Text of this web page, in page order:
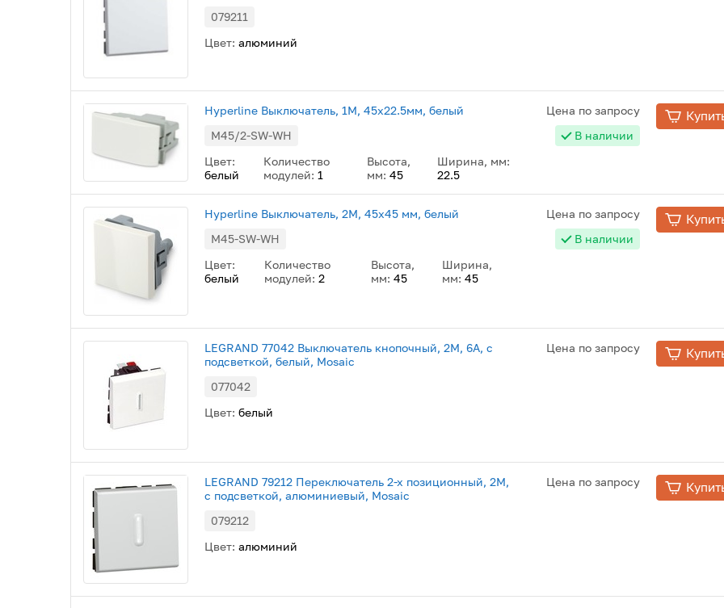
079211
Цвет: алюминий
Hyperline Выключатель, 1М, 45x22.5мм, белый
M45/2-SW-WH
Цвет:
белый
Количество
модулей: 1
Высота,
мм:45
Ширина, мм:
22.5
Цена по запросу
В наличии
Hyperline Выключатель, 2М, 45x45 мм, белый
M45-SW-WH
Цвет:
белый
Количество
модулей:2
Высота,
мм:45
Ширина,
мм:45
Цена по запросу
В наличии
LEGRAND 77042 Выключатель кнопочный, 2M, 6А, с
подсветкой, белый, Mosaic
077042
Цвет: белый
Цена по запросу
LEGRAND 79212 Переключатель 2-х позиционный, 2М,
с подсветкой, алюминиевый, Mosaic
079212
Цвет: алюминий
Цена по запросу